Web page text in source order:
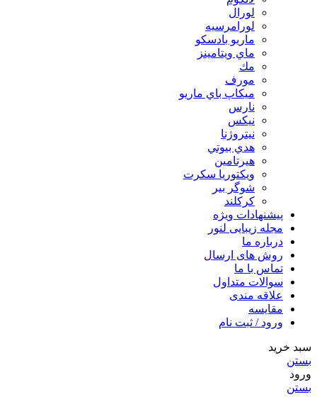
لورال
لورامرسيه
ماريو بادسكو
ماي ويتامينز
مك
مورف
ميكاپ باي ماريو
نارس
نيكس
نیتروژنا
هدي بيوتي
هیرتامین
ویکتوریا سکرت
شوگر بير
کرکلند
پیشنهادات ویژه
مجله زیبایی لنور
درباره ما
روش های ارسال
تماس با ما
سوالات متداول
علاقه مندی
مقایسه
ورود / ثبت نام
سبد خرید
بستن
ورود
بستن